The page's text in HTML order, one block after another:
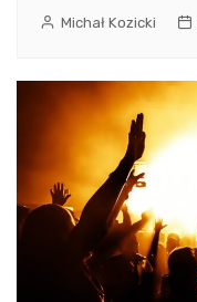
Michał Kozicki